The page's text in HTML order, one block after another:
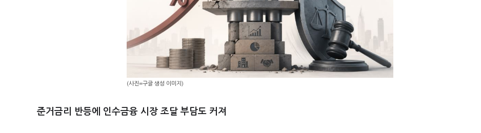
(사진=구글 생성 이미지)
준거금리 반등에 인수금융 시장 조달 부담도 커져